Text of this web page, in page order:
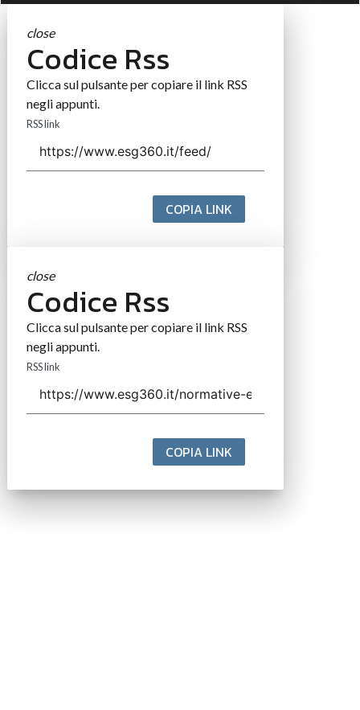
close
Codice Rss
Clicca sul pulsante per copiare il link RSS
negli appunti.
RSS link
COPIA LINK
close
Codice Rss
Clicca sul pulsante per copiare il link RSS
negli appunti.
RSS link
COPIA LINK